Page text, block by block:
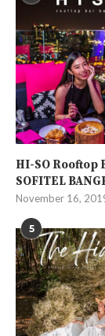
HI-SO Rooftop
SOFITEL
November 16,
5